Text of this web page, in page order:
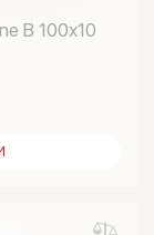
B 100х10